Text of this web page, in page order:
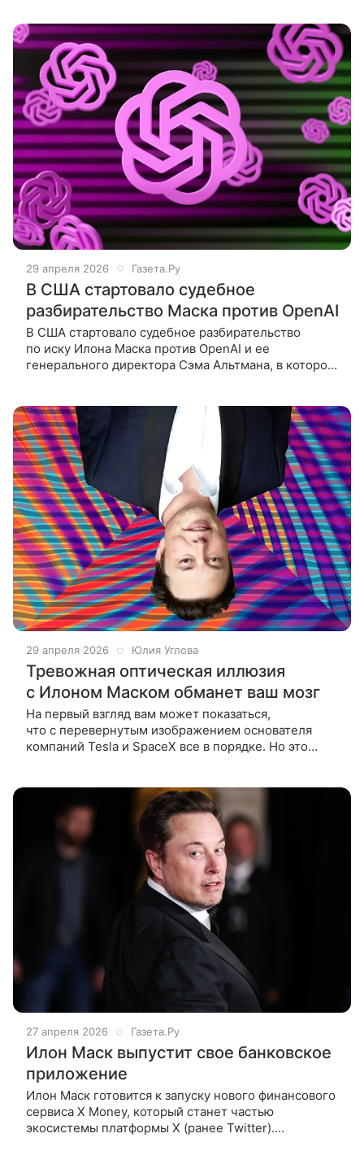
29 апреля 2026 Газета.Ру
В США стартовало судебное
разбирательство Маска против OpenAI
В США стартовало судебное разбирательство
по иску Илона Маска против OpenAI и ее
генерального директора Сэма Альтмана, в котором
29 апреля 2026 Юлия Углова
Тревожная оптическая иллюзия
с Илоном Маском обманет ваш мозг
На первый взгляд вам может показаться,
что с перевернутым изображением основателя
компаний Tesla и SpaceX все в порядке. Но это
27 апреля 2026 Газета.Ру
Илон Маск выпустит свое банковское
приложение
Илон Маск готовится к запуску нового финансового
сервиса X Money, который станет частью
экосистемы платформы X (ранее Twitter).